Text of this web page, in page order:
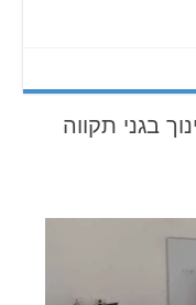
בגני תקווה